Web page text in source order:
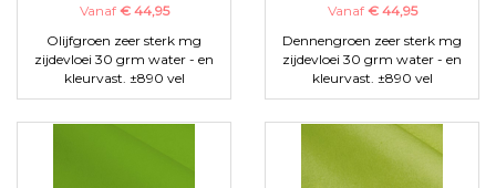
Vanaf € 44,95
Olijfgroen zeer sterk mg
zijdevloei 30 grm water - en
kleurvast. ±890 vel
Vanaf € 44,95
Dennengroen zeer sterk mg
zijdevloei 30 grm water - en
kleurvast. ±890 vel